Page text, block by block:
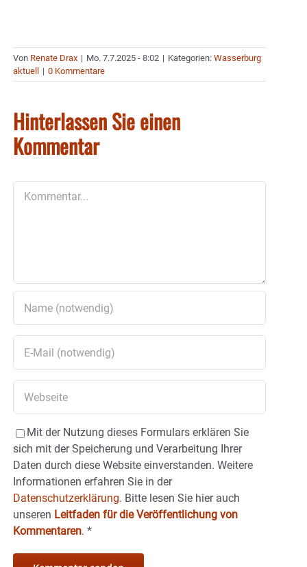
Von Renate Drax | Mo. 7.7.2025 - 8:02 | Kategorien: Wasserburg
aktuell
| 0 Kommentare
Hinterlassen Sie einen
Kommentar
Mit der Nutzung dieses Formulars erklären Sie
sich mit der Speicherung und Verarbeitung Ihrer
Daten durch diese Website einverstanden. Weitere
Informationen erfahren Sie in der
Datenschutzerklärung. Bitte lesen Sie hier auch
unseren Leitfaden für die Veröffentlichung von
Kommentaren. *